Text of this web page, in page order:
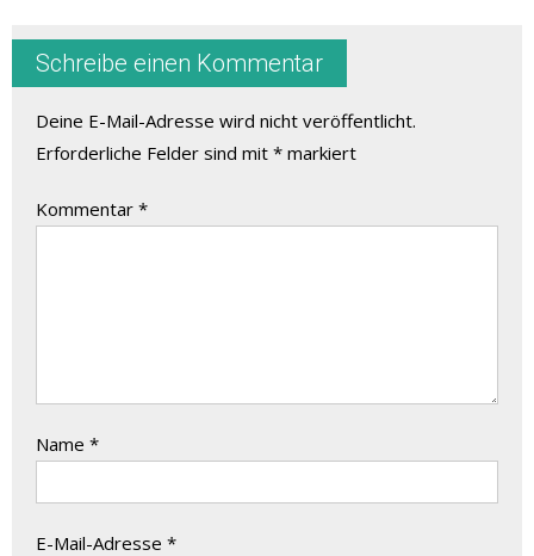
Schreibe einen Kommentar
Deine E-Mail-Adresse wird nicht veröffentlicht.
Erforderliche Felder sind mit * markiert
Kommentar *
Name *
E-Mail-Adresse *